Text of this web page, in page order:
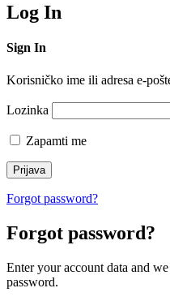
Log In
Sign In
Korisničko ime ili adresa e-
Lozinka
Zapamti me
Forgot password?
Forgot password?
Enter your account data and
password.